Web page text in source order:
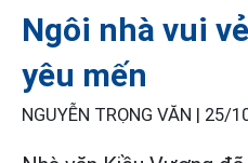
Ngôi nhà vui
yêu mến
NGUYỄN TRỌNG VĂN | 25/